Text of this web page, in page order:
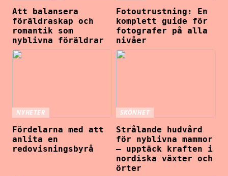
Att balansera
föräldraskap och
romantik som
nyblivna föräldrar
Fotoutrustning: En
komplett guide för
fotografer på alla
nivåer
NYHETER
Fördelarna med att
anlita en
redovisningsbyrå
SKÖNHET
Strålande hudvård
för nyblivna mammor
– upptäck kraften i
nordiska växter och
örter